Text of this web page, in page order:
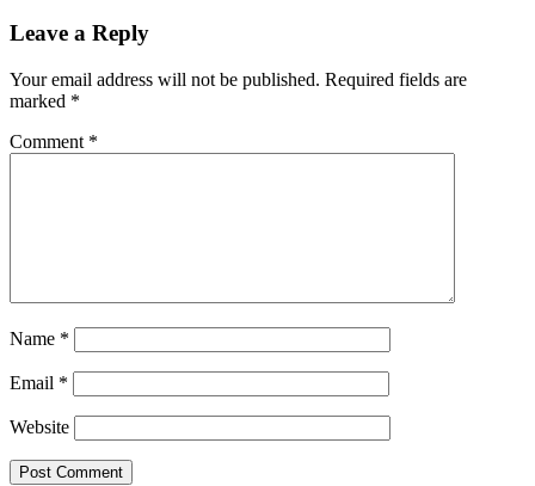
Leave a Reply
Your email address will not be published. Required fields are
marked *
Comment *
Name *
Email *
Website